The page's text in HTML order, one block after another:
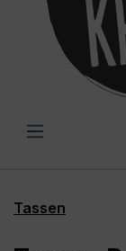
Tassen